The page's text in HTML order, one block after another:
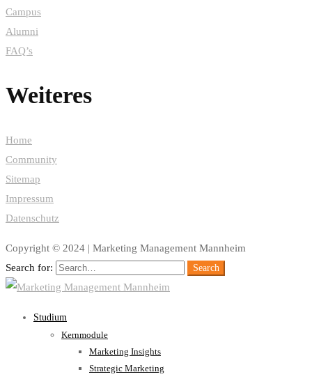
Campus
Alumni
FAQ’s
Weiteres
Home
Community
Sitemap
Impressum
Datenschutz
Copyright © 2024 | Marketing Management Mannheim
Search for:
Search
Studium
Kernmodule
Marketing Insights
Strategic Marketing